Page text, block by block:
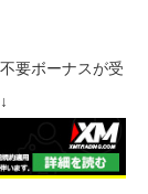
要ボーナスが受